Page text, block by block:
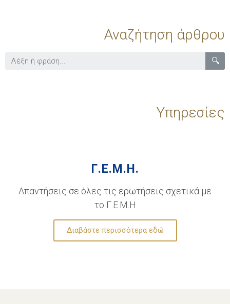
Αναζήτηση άρθρου
🔍
Υπηρεσίες
Γ.Ε.Μ.Η.
Απαντήσεις σε όλες τις ερωτήσεις σχετικά με
το Γ.Ε.Μ.Η
Διαβάστε περισσότερα εδώ